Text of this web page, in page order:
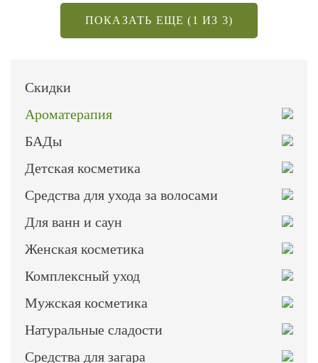
Скидки
Ароматерапия
БАДы
Детская косметика
Средства для ухода за волосами
Для ванн и саун
Женская косметика
Комплексный уход
Мужская косметика
Натуральные сладости
Средства для загара
ПОКАЗАТЬ ЕЩЕ (1 ИЗ 3)